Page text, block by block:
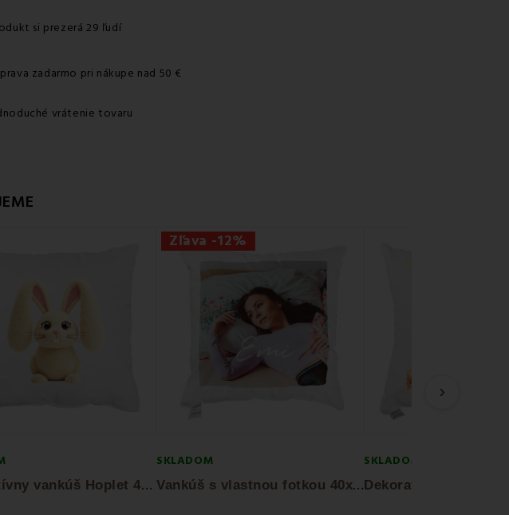
si prezerá 29 ľudí
zadarmo pri nákupe nad 50 €
vrátenie tovaru
D
ekoratívny vankúš Hoplet 40x40 cm EMI
Zľava -12%
SKLADOM
V
ankúš s vlastnou fotkou 40x40 cm EMI
SKLADOM
›